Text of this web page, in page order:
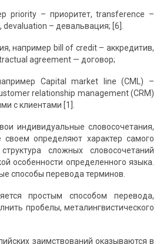
priority – приоритет, transference –
– девальвация; [6].
например bill of credit – аккредитив,
agreement — договор;
Capital market line (CML) –
relationship management (CRM)
с клиентами [1].
индивидуальные словосочетания,
определяют характер самого
сложных словосочетаний
особенности определенного языка.
способы перевода терминов.
простым способом перевода,
пробелы, металингвистического
заимствований оказываются в